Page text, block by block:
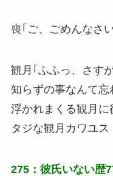
喪｢ご、ごめんなさ
観月｢ふふっ、さす
知らずの事なんて忘
浮かれまくる観月
タジな観月カワユス
275：彼氏いない歴